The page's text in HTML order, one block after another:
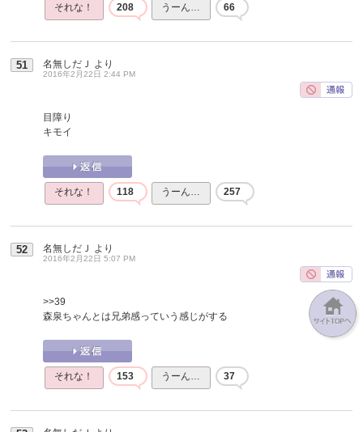
それな！ 208 うーん… 66
51 名無しだＪ より
2016年2月22日 2:44 PM
目障り
キモイ
それな！ 118 うーん… 257
52 名無しだＪ より
2016年2月22日 5:07 PM
>>39
森泉ちゃんとは兄弟感っていう感じがする
それな！ 153 うーん… 37